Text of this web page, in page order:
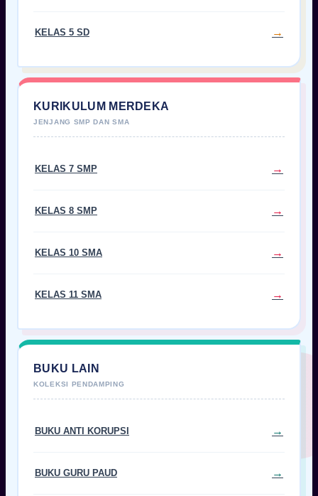
KELAS 5 SD
KURIKULUM MERDEKA
KELAS 7 SMP
KELAS 8 SMP
KELAS 10 SMA
KELAS 11 SMA
BUKU LAIN
BUKU ANTI KORUPSI
BUKU GURU PAUD